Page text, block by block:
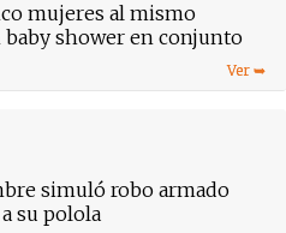
mujeres al mismo
shower en conjunto
simuló robo armado
su polola